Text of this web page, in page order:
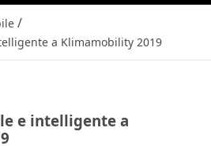
/
a Klimamobility 2019
e intelligente a